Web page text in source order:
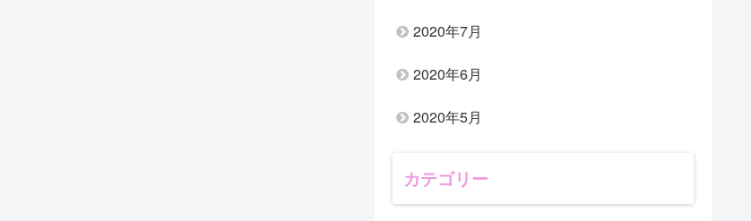
2020年7月
2020年6月
2020年5月
カテゴリー